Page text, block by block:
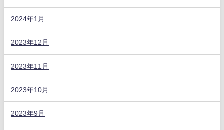
2024年1月
2023年12月
2023年11月
2023年10月
2023年9月